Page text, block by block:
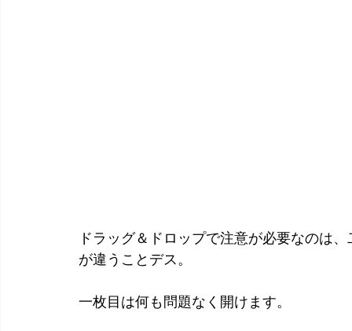
ドラッグ＆ドロップで注意が必要なのは
が違うことデス。
一枚目は何も問題なく開けます。